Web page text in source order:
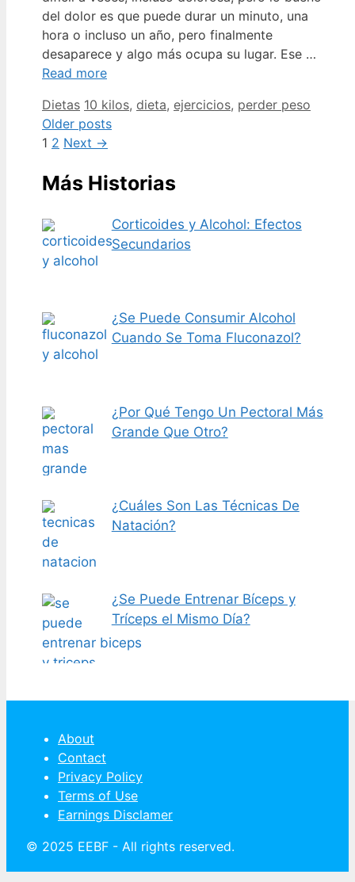
del dolor es que puede durar un minuto, una
hora o incluso un año, pero finalmente
desaparece y algo más ocupa su lugar. Ese …
Read more
Categories
Dietas Tags
10 kilos, dieta, ejercicios, perder peso
Older posts
Page
1 Page
2 Next →
Más Historias
Corticoides y Alcohol: Efectos
Secundarios
¿Se Puede Consumir Alcohol
Cuando Se Toma Fluconazol?
¿Por Qué Tengo Un Pectoral Más
Grande Que Otro?
¿Cuáles Son Las Técnicas De
Natación?
¿Se Puede Entrenar Bíceps y
Tríceps el Mismo Día?
About
Contact
Privacy Policy
Terms of Use
Earnings Disclamer
© 2025 EEBF - All rights reserved.